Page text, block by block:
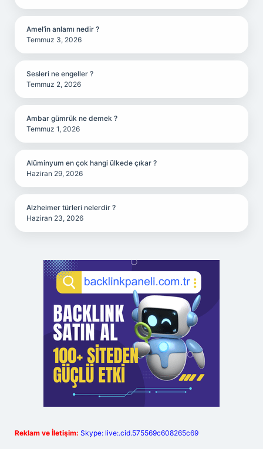
Amel’in anlamı nedir ?
Temmuz 3, 2026
Sesleri ne engeller ?
Temmuz 2, 2026
Ambar gümrük ne demek ?
Temmuz 1, 2026
Alüminyum en çok hangi ülkede çıkar ?
Haziran 29, 2026
Alzheimer türleri nelerdir ?
Haziran 23, 2026
Reklam ve İletişim: Skype: live:.cid.575569c608265c69